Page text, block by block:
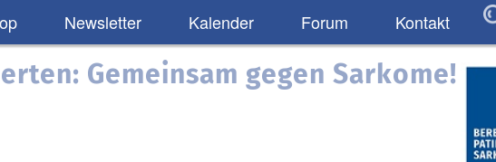
Newsletter Kalender Forum Kontakt
Gemeinsam gegen Sarkome!